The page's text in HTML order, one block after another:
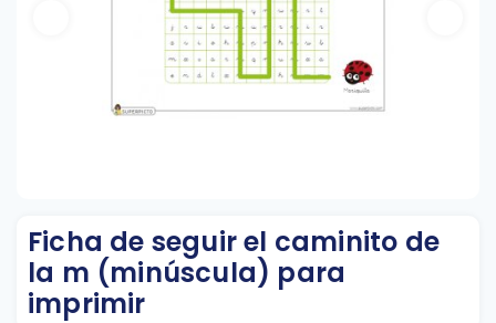
Ficha de seguir el caminito de
la m (minúscula) para
imprimir